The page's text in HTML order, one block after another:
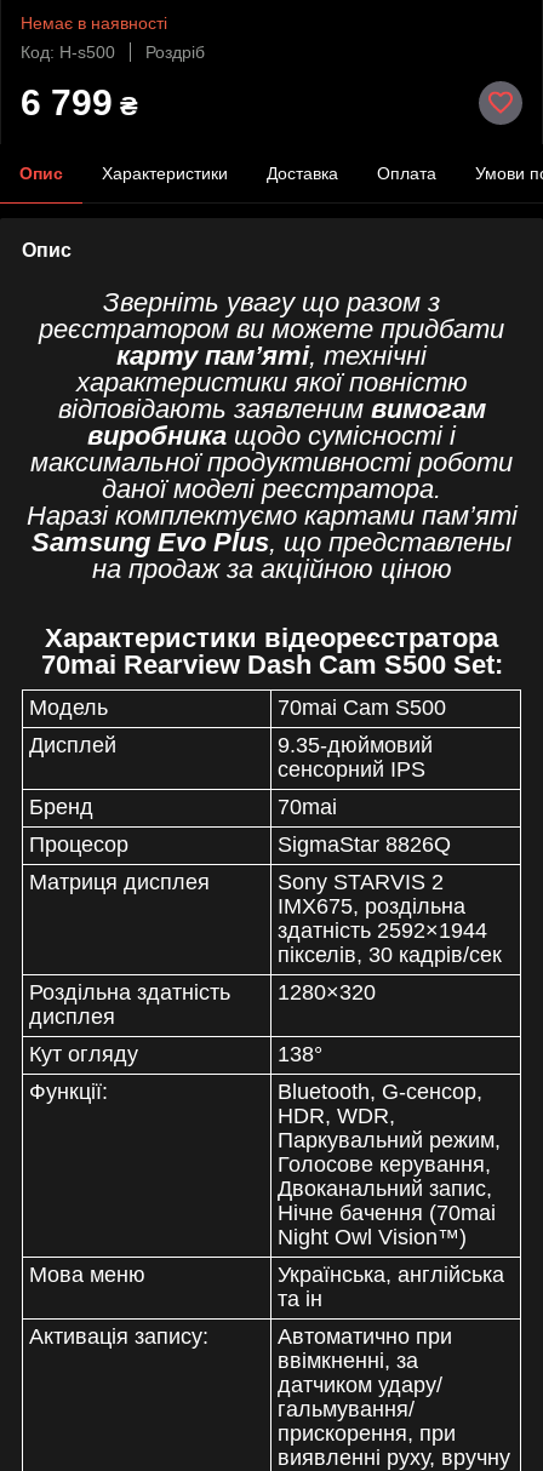
Немає в наявності
Код: H-s500
Роздріб
6 799 ₴
Опис Характеристики Доставка Оплата Умови
Опис
Зверніть увагу що разом з
реєстратором ви можете придбати
карту пам’яті, технічні
характеристики якої повністю
відповідають заявленим вимогам
виробника щодо сумісності і
максимальної продуктивності роботи
даної моделі реєстратора.
Наразі комплектуємо картами пам’яті
Samsung Evo Plus, що представлены
на продаж за акційною ціною
Характеристики відеореєстратора
70mai Rearview Dash Cam S500 Set:
Модель
70mai Cam S500
Дисплей
9.35-дюймовий
сенсорний IPS
Бренд
70mai
Процесор
SigmaStar 8826Q
Матриця дисплея
Sony STARVIS 2
IMX675, роздільна
здатність 2592×1944
пікселів, 30 кадрів/сек
Роздільна здатність
дисплея
1280×320
Кут огляду
138°
Функції:
Bluetooth, G-сенсор,
HDR, WDR,
Паркувальний режим,
Голосове керування,
Двоканальний запис,
Нічне бачення (70mai
Night Owl Vision™)
Мова меню
Українська, англійська
та ін
Активація запису:
Автоматично при
ввімкненні, за
датчиком удару/
гальмування/
прискорення, при
виявленні руху, вручну